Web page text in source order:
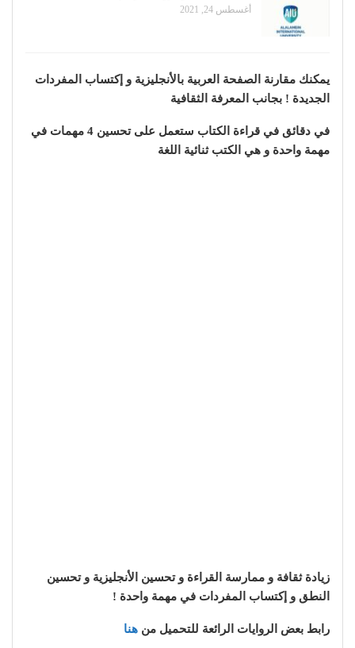
أغسطس 24, 2021
يمكنك مقارنة الصفحة العربية بالأنجليزية و إكتساب المفردات
الجديدة ! بجانب المعرفة الثقافية
في دقائق في قراءة الكتاب ستعمل على تحسين 4 مهمات في
مهمة واحدة و هي الكتب ثنائية اللغة
زيادة ثقافة و ممارسة القراءة و تحسين الأنجليزية و تحسين
النطق و إكتساب المفردات في مهمة واحدة !
رابط بعض الروايات الرائعة للتحميل من هنا